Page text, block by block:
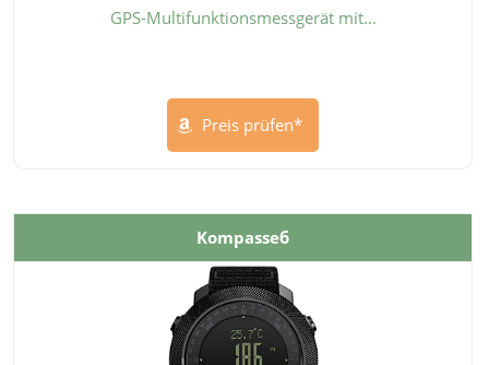
GPS-Multifunktionsmessgerät mit...
Preis prüfen*
Kompasse6